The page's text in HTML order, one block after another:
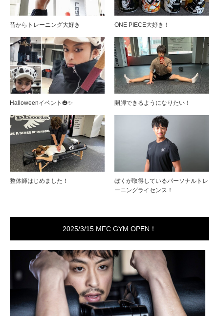
昔からトレーニング大好き ONE PIECE大好き！
Halloweenイベント🎃✨ 開脚できるようになりたい！
整体師はじめました！
ぼくが取得しているパーソナルトレ
ーニングライセンス！
2025/3/15 MFC GYM OPEN！